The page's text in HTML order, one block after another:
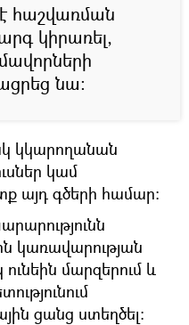
հաշվառման
կիրառել,
նա։
կկարողանան
կամ
այդ գծերի համար։
կառավարության
մարզերում և
ցանց ստեղծել։